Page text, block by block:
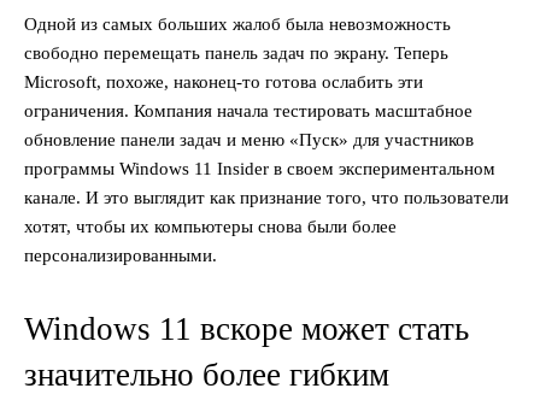
Одной из самых больших жалоб была невозможность
свободно перемещать панель задач по экрану. Теперь
Microsoft, похоже, наконец-то готова ослабить эти
ограничения. Компания начала тестировать масштабное
обновление панели задач и меню «Пуск» для участников
программы Windows 11 Insider в своем экспериментальном
канале. И это выглядит как признание того, что пользователи
хотят, чтобы их компьютеры снова были более
персонализированными.
Windows 11 вскоре может стать
значительно более гибким